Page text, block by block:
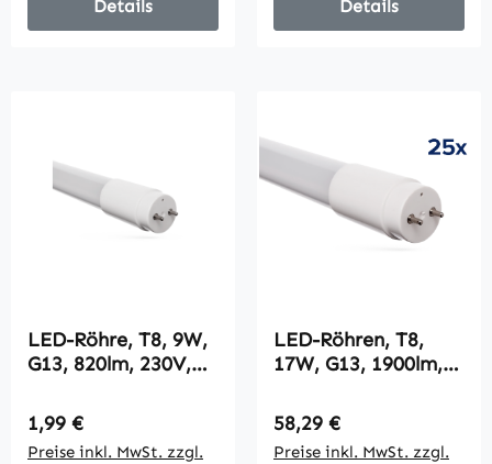
Details Details
LED-Röhre, T8, 9W,
G13, 820lm, 230V,
Plastik,
26mmx600mm
Regulärer Preis:
1,99 €
Preise inkl. MwSt. zzgl.
LED-Röhren, T8,
17W, G13, 1900lm,
neutralweiß, 25er-
Pack
Regulärer Preis:
58,29 €
Preise inkl. MwSt. zzgl.